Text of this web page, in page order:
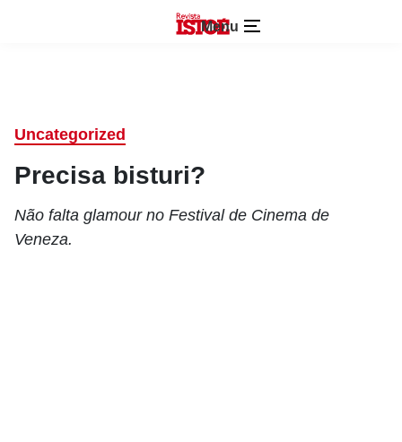
Menu
Uncategorized
Precisa bisturi?
Não falta glamour no Festival de Cinema de
Veneza.